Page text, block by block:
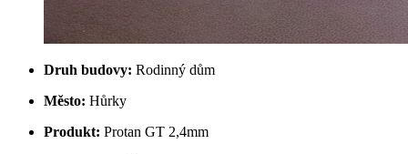
Druh budovy: Rodinný dům
Město: Hůrky
Produkt: Protan GT 2,4mm